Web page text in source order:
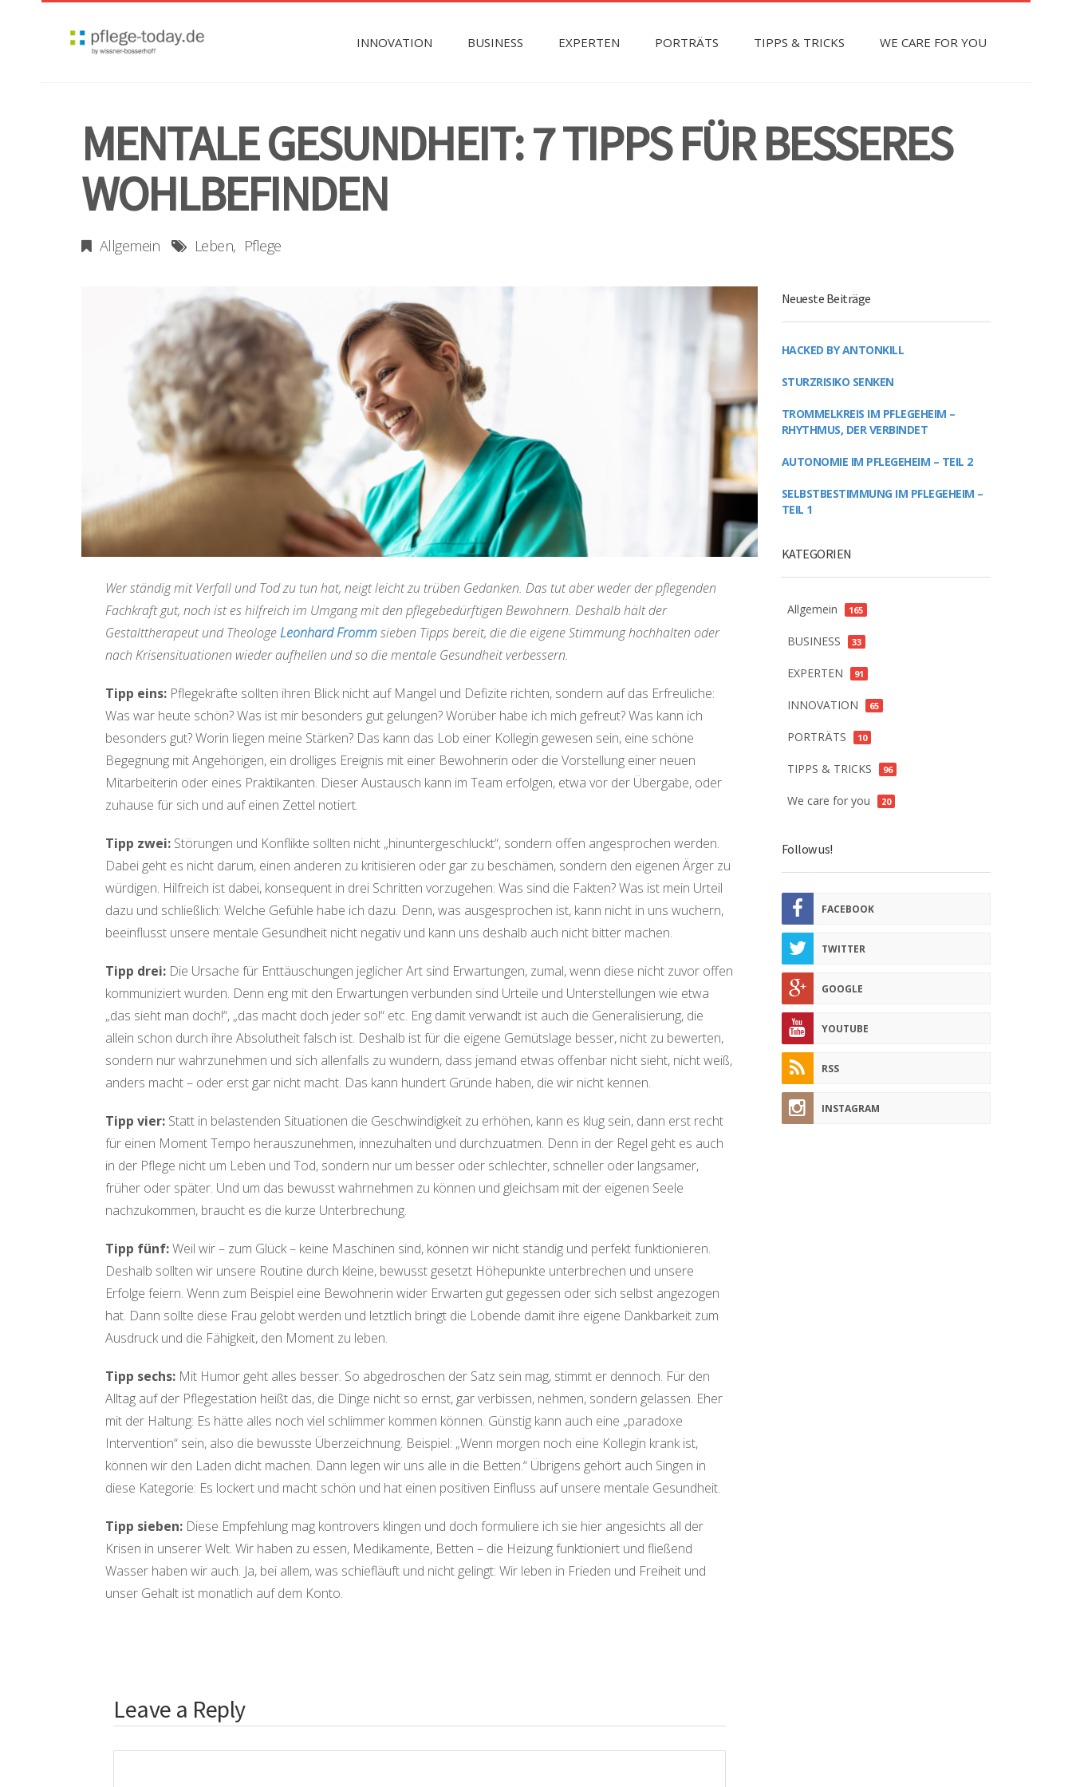
INNOVATION BUSINESS EXPERTEN PORTRÄTS TIPPS & TRICKS WE CARE FOR YOU
MENTALE GESUNDHEIT: 7 TIPPS FÜR BESSERES
WOHLBEFINDEN
Allgemein Leben Pflege
Wer ständig mit Verfall und Tod zu tun hat, neigt leicht zu trüben Gedanken. Das tut aber weder der pflegenden
Fachkraft gut, noch ist es hilfreich im Umgang mit den pflegebedürftigen Bewohnern. Deshalb hält der
Gestalttherapeut und TheologeLeonhard Frommsieben Tipps bereit, die die eigene Stimmung hochhalten oder
nach Krisensituationen wieder aufhellen und so die mentale Gesundheit verbessern.
Tipp eins: Pflegekräfte sollten ihren Blick nicht auf Mangel und Defizite richten, sondern auf das Erfreuliche:
Was war heute schön? Was ist mir besonders gut gelungen? Worüber habe ich mich gefreut? Was kann ich
besonders gut? Worin liegen meine Stärken? Das kann das Lob einer Kollegin gewesen sein, eine schöne
Begegnung mit Angehörigen, ein drolliges Ereignis mit einer Bewohnerin oder die Vorstellung einer neuen
Mitarbeiterin oder eines Praktikanten. Dieser Austausch kann im Team erfolgen, etwa vor der Übergabe, oder
zuhause für sich und auf einen Zettel notiert.
Tipp zwei: Störungen und Konflikte sollten nicht „hinuntergeschluckt“, sondern offen angesprochen werden.
Dabei geht es nicht darum, einen anderen zu kritisieren oder gar zu beschämen, sondern den eigenen Ärger zu
würdigen. Hilfreich ist dabei, konsequent in drei Schritten vorzugehen: Was sind die Fakten? Was ist mein Urteil
dazu und schließlich: Welche Gefühle habe ich dazu. Denn, was ausgesprochen ist, kann nicht in uns wuchern,
beeinflusst unsere mentale Gesundheit nicht negativ und kann uns deshalb auch nicht bitter machen.
Tipp drei: Die Ursache für Enttäuschungen jeglicher Art sind Erwartungen, zumal, wenn diese nicht zuvor offen
kommuniziert wurden. Denn eng mit den Erwartungen verbunden sind Urteile und Unterstellungen wie etwa
„das sieht man doch!“, „das macht doch jeder so!“ etc. Eng damit verwandt ist auch die Generalisierung, die
allein schon durch ihre Absolutheit falsch ist. Deshalb ist für die eigene Gemütslage besser, nicht zu bewerten,
sondern nur wahrzunehmen und sich allenfalls zu wundern, dass jemand etwas offenbar nicht sieht, nicht weiß,
anders macht – oder erst gar nicht macht. Das kann hundert Gründe haben, die wir nicht kennen.
Tipp vier: Statt in belastenden Situationen die Geschwindigkeit zu erhöhen, kann es klug sein, dann erst recht
für einen Moment Tempo herauszunehmen, innezuhalten und durchzuatmen. Denn in der Regel geht es auch
in der Pflege nicht um Leben und Tod, sondern nur um besser oder schlechter, schneller oder langsamer,
früher oder später. Und um das bewusst wahrnehmen zu können und gleichsam mit der eigenen Seele
nachzukommen, braucht es die kurze Unterbrechung.
Tipp fünf:Weil wir – zum Glück – keine Maschinen sind, können wir nicht ständig und perfekt funktionieren.
Deshalb sollten wir unsere Routine durch kleine, bewusst gesetzt Höhepunkte unterbrechen und unsere
Erfolge feiern. Wenn zum Beispiel eine Bewohnerin wider Erwarten gut gegessen oder sich selbst angezogen
hat. Dann sollte diese Frau gelobt werden und letztlich bringt die Lobende damit ihre eigene Dankbarkeit zum
Ausdruck und die Fähigkeit, den Moment zu leben.
Tipp sechs: Mit Humor geht alles besser. So abgedroschen der Satz sein mag, stimmt er dennoch. Für den
Alltag auf der Pflegestation heißt das, die Dinge nicht so ernst, gar verbissen, nehmen, sondern gelassen. Eher
mit der Haltung: Es hätte alles noch viel schlimmer kommen können. Günstig kann auch eine „paradoxe
Intervention“ sein, also die bewusste Überzeichnung. Beispiel: „Wenn morgen noch eine Kollegin krank ist,
können wir den Laden dicht machen. Dann legen wir uns alle in die Betten.“ Übrigens gehört auch Singen in
diese Kategorie: Es lockert und macht schön und hat einen positiven Einfluss auf unsere mentale Gesundheit.
Tipp sieben: Diese Empfehlung mag kontrovers klingen und doch formuliere ich sie hier angesichts all der
Krisen in unserer Welt. Wir haben zu essen, Medikamente, Betten – die Heizung funktioniert und fließend
Wasser haben wir auch. Ja, bei allem, was schiefläuft und nicht gelingt: Wir leben in Frieden und Freiheit und
unser Gehalt ist monatlich auf dem Konto.
Leave a Reply
Neueste Beiträge
HACKED BY ANTONKILL
STURZRISIKO SENKEN
TROMMELKREIS IM PFLEGEHEIM –
RHYTHMUS, DER VERBINDET
AUTONOMIE IM PFLEGEHEIM – TEIL 2
SELBSTBESTIMMUNG IM PFLEGEHEIM –
TEIL 1
KATEGORIEN
Allgemein 165
BUSINESS 33
EXPERTEN 91
INNOVATION 65
PORTRÄTS 10
TIPPS & TRICKS 96
We care for you 20
Follow us!
FACEBOOK
TWITTER
GOOGLE
YOUTUBE
RSS
INSTAGRAM